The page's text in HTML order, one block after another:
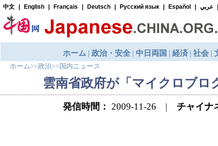
ホーム>>政治>> 国内ニュース
雲南省政府が「マイクロブロ
発信時間： 2009-11-26 | チャイナ